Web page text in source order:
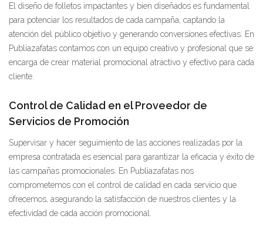
El diseño de folletos impactantes y bien diseñados es fundamental
para potenciar los resultados de cada campaña, captando la
atención del público objetivo y generando conversiones efectivas. En
Publiazafatas contamos con un equipo creativo y profesional que se
encarga de crear material promocional atractivo y efectivo para cada
cliente.
Control de Calidad en el Proveedor de
Servicios de Promoción
Supervisar y hacer seguimiento de las acciones realizadas por la
empresa contratada es esencial para garantizar la eficacia y éxito de
las campañas promocionales. En Publiazafatas nos
comprometemos con el control de calidad en cada servicio que
ofrecemos, asegurando la satisfacción de nuestros clientes y la
efectividad de cada acción promocional.